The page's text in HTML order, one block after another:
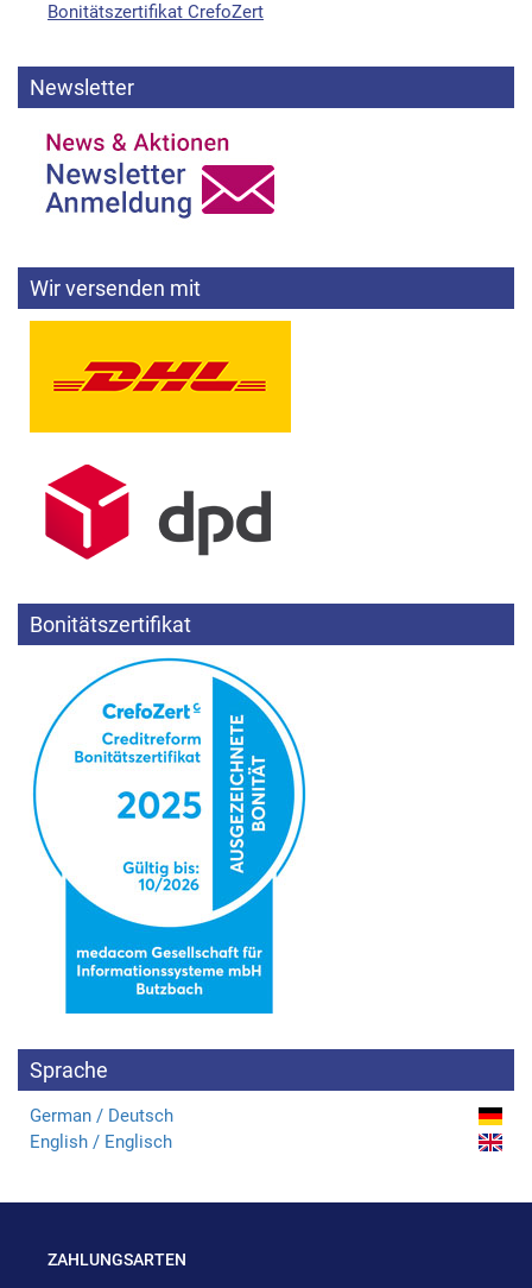
Bonitätszertifikat CrefoZert
Newsletter
Wir versenden mit
Bonitätszertifikat
Sprache
German / Deutsch
English / Englisch
ZAHLUNGSARTEN